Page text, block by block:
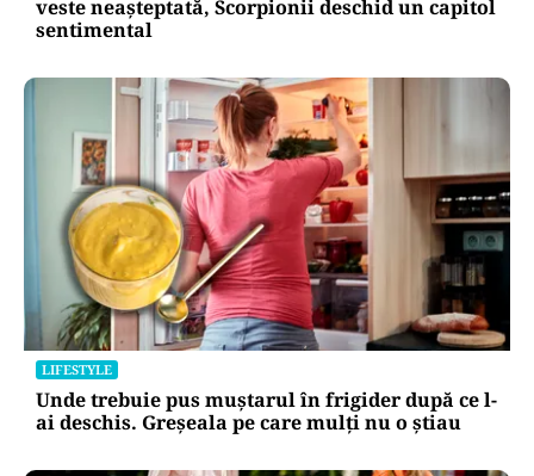
veste neașteptată, Scorpionii deschid un capitol
sentimental
LIFESTYLE
Unde trebuie pus muștarul în frigider după ce l-
ai deschis. Greșeala pe care mulți nu o știau